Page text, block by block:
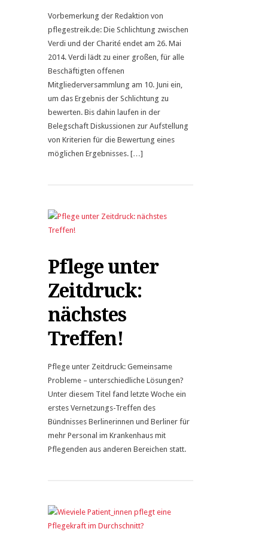
Vorbemerkung der Redaktion von
pflegestreik.de: Die Schlichtung zwischen
Verdi und der Charité endet am 26. Mai
2014. Verdi lädt zu einer großen, für alle
Beschäftigten offenen
Mitgliederversammlung am 10. Juni ein,
um das Ergebnis der Schlichtung zu
bewerten. Bis dahin laufen in der
Belegschaft Diskussionen zur Aufstellung
von Kriterien für die Bewertung eines
möglichen Ergebnisses. […]
Pflege unter
Zeitdruck:
nächstes
Treffen!
Pflege unter Zeitdruck: Gemeinsame
Probleme – unterschiedliche Lösungen?
Unter diesem Titel fand letzte Woche ein
erstes Vernetzungs-Treffen des
Bündnisses Berlinerinnen und Berliner für
mehr Personal im Krankenhaus mit
Pflegenden aus anderen Bereichen statt.